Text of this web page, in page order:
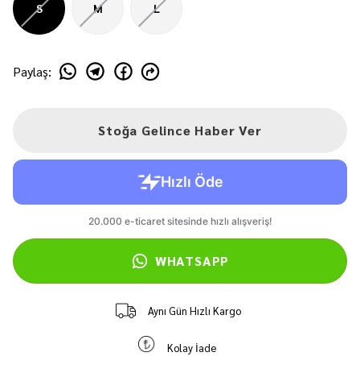
S M L
Paylaş:
Stoğa Gelince Haber Ver
WHATSAPP
Aynı Gün Hızlı Kargo
Kolay İade